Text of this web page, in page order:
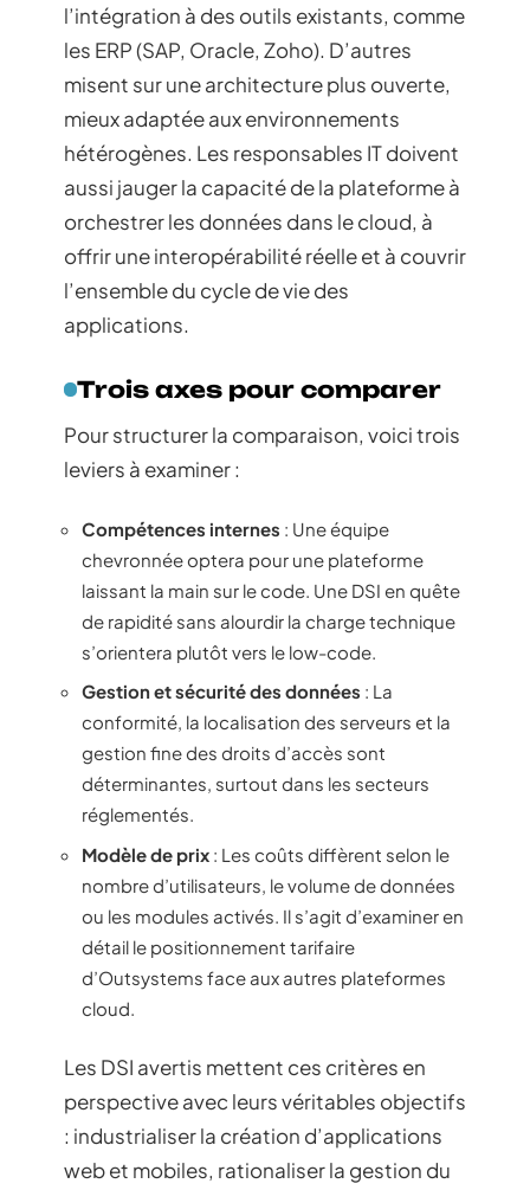
l’intégration à des outils existants, comme
les ERP (SAP, Oracle, Zoho). D’autres
misent sur une architecture plus ouverte,
mieux adaptée aux environnements
hétérogènes. Les responsables IT doivent
aussi jauger la capacité de la plateforme à
orchestrer les données dans le cloud, à
offrir une interopérabilité réelle et à couvrir
l’ensemble du cycle de vie des
applications.
Trois axes pour comparer
Pour structurer la comparaison, voici trois
leviers à examiner :
Compétences internes : Une équipe
chevronnée optera pour une plateforme
laissant la main sur le code. Une DSI en quête
de rapidité sans alourdir la charge technique
s’orientera plutôt vers le low-code.
Gestion et sécurité des données : La
conformité, la localisation des serveurs et la
gestion fine des droits d’accès sont
déterminantes, surtout dans les secteurs
réglementés.
Modèle de prix : Les coûts diffèrent selon le
nombre d’utilisateurs, le volume de données
ou les modules activés. Il s’agit d’examiner en
détail le positionnement tarifaire
d’Outsystems face aux autres plateformes
cloud.
Les DSI avertis mettent ces critères en
perspective avec leurs véritables objectifs
: industrialiser la création d’applications
web et mobiles, rationaliser la gestion du